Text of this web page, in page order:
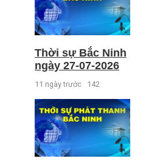
Thời sự Bắc Ninh
ngày 27-07-2026
11 ngày trước 142